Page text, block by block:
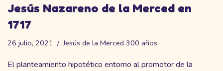
Jesús Nazareno de la Merced en
1717
26 julio, 2021 Jesús de la Merced 300 años
El planteamiento hipotético entorno al promotor de la